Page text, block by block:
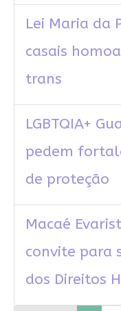
Lei Maria da
casais
trans
LGBTQIA+
pedem
de proteção
Macaé
convite para
dos Direitos